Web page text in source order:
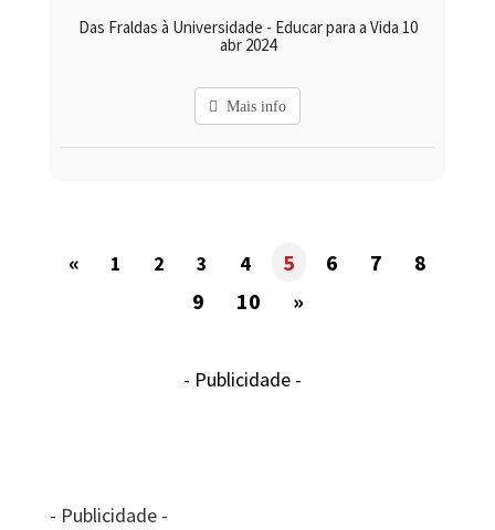
Das Fraldas à Universidade - Educar para a Vida 10
abr 2024
Mais info
« 1 2 3 4 5 6 7
8
9
10 »
- Publicidade -
- Publicidade -